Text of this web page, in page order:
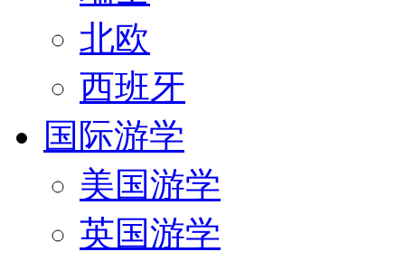
北欧
西班牙
国际游学
美国游学
英国游学